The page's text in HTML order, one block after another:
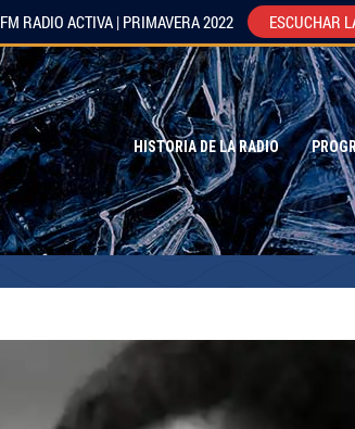
HISTORIA DE LA RADIO
FM RADIO ACTIVA | PRIMAVERA 2022 ESCUCHAR